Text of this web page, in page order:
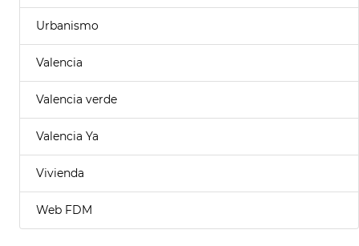
Urbanismo
Valencia
Valencia verde
Valencia Ya
Vivienda
Web FDM